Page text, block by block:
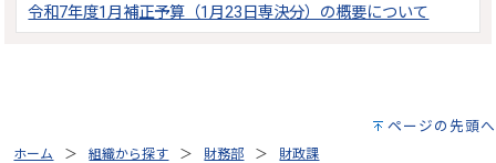
令和7年度1月補正予算（1月23日専決分）の概要について
ページの先頭へ
ホーム 組織から探す 財務部
財政課